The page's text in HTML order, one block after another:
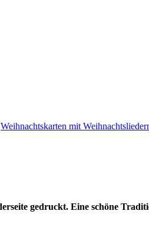
Weihnachtskarten mit
gedruckt. Eine schöne